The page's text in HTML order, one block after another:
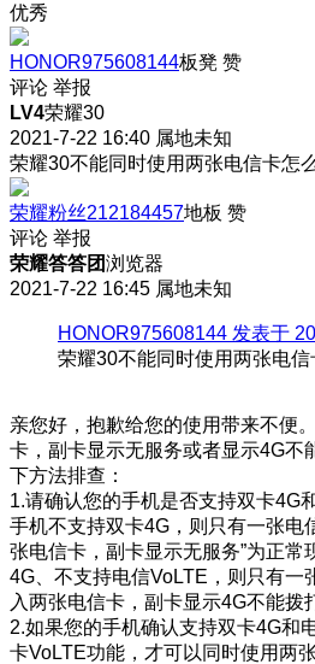
优秀
HONOR975608144板凳 赞
评论 举报
LV4荣耀30
2021-7-22 16:40 属地未知
荣耀30不能同时使用两张电信卡怎
荣耀粉丝212184457地板 赞
评论 举报
荣耀答答团浏览器
2021-7-22 16:45 属地未知
HONOR975608144 发表于
荣耀30不能同时使用两张电信
亲您好，抱歉给您的使用带来不便
卡，副卡显示无服务或者显示4G不
下方法排查：
1.请确认您的手机是否支持双卡4G
手机不支持双卡4G，则只有一张电
张电信卡，副卡显示无服务”为正
4G、不支持电信VoLTE，则只有一
入两张电信卡，副卡显示4G不能拨
2.如果您的手机确认支持双卡4G和
卡VoLTE功能，才可以同时使用两张